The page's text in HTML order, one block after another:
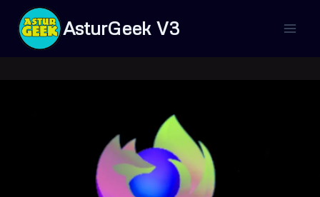
Saltar
contenido
AsturGeek V3